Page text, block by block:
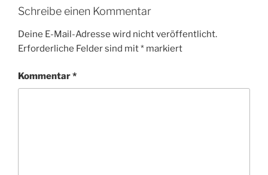
o
k
Schreibe einen Kommentar
Deine E-Mail-Adresse wird nicht veröffentlicht.
Erforderliche Felder sind mit* markiert
Kommentar*